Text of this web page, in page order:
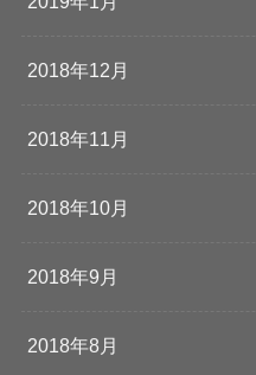
2018年12月
2018年11月
2018年10月
2018年9月
2018年8月